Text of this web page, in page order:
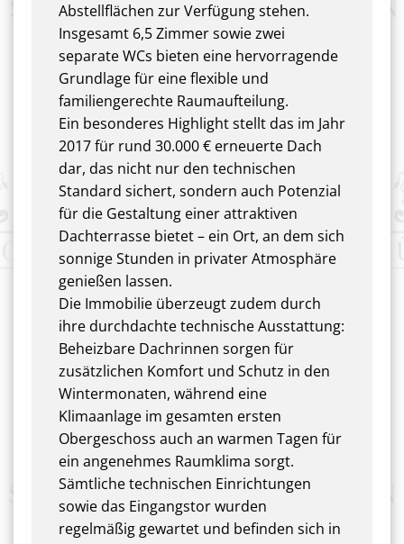
Abstellflächen zur Verfügung stehen.
Insgesamt 6,5 Zimmer sowie zwei
separate WCs bieten eine hervorragende
Grundlage für eine flexible und
familiengerechte Raumaufteilung.
Ein besonderes Highlight stellt das im Jahr
2017 für rund 30.000 € erneuerte Dach
dar, das nicht nur den technischen
Standard sichert, sondern auch Potenzial
für die Gestaltung einer attraktiven
Dachterrasse bietet – ein Ort, an dem sich
sonnige Stunden in privater Atmosphäre
genießen lassen.
Die Immobilie überzeugt zudem durch
ihre durchdachte technische Ausstattung:
Beheizbare Dachrinnen sorgen für
zusätzlichen Komfort und Schutz in den
Wintermonaten, während eine
Klimaanlage im gesamten ersten
Obergeschoss auch an warmen Tagen für
ein angenehmes Raumklima sorgt.
Sämtliche technischen Einrichtungen
sowie das Eingangstor wurden
regelmäßig gewartet und befinden sich in